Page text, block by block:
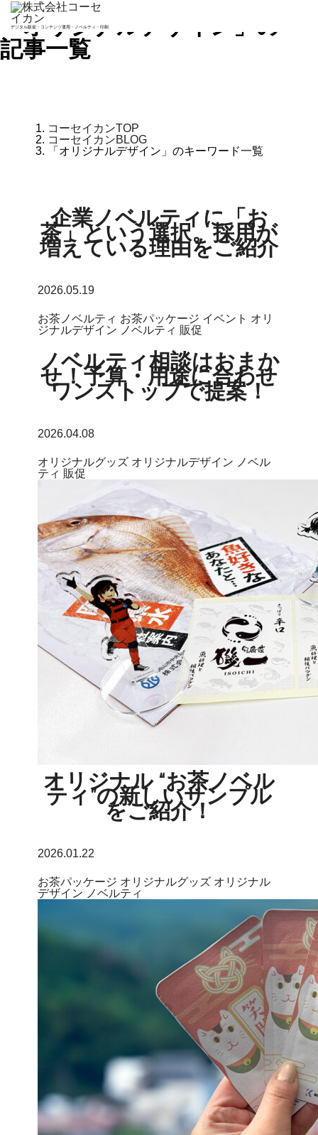
デジタル販促・コンテンツ運用・ ノベルティ・印刷
「オリジナルデザイン」の
記事一覧
コーセイカンTOP
コーセイカンBLOG
「オリジナルデザイン」のキーワード一覧
企業ノベルティに「お
茶」という選択。採用が
増えている理由をご紹介
2026.05.19
お茶ノベルティ お茶パッケージ イベント オリ
ジナルデザイン ノベルティ 販促
ノベルティ相談はおまか
せ！予算・用途に合わせ
ワンストップで提案！
2026.04.08
オリジナルグッズ オリジナルデザイン ノベル
ティ 販促
オリジナル “お茶ノベル
ティ”の新しいサンプル
をご紹介！
2026.01.22
お茶パッケージ オリジナルグッズ オリジナル
デザイン ノベルティ